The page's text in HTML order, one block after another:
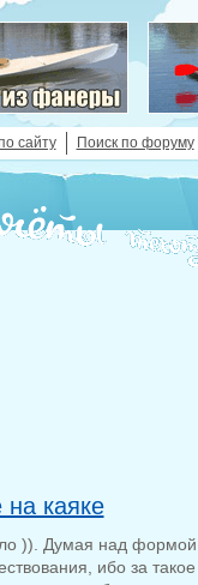
сайту Поиск по форуму
каяке
)). Думая над
ибо за